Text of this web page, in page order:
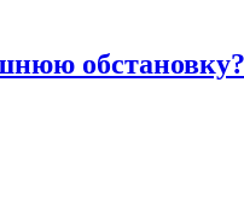
обстановку?